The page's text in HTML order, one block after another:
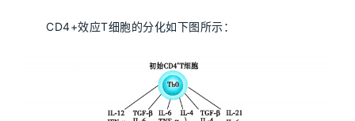
CD4+效应T细胞的分化如下图所示：